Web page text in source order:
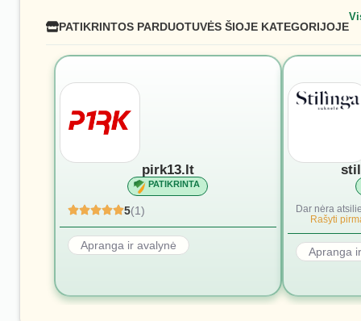
PATIKRINTOS PARDUOTUVĖS ŠIOJE KATEGORIJOJE
pirk13.lt
PATIKRINTA
5(1)
Apranga ir avalynė
Dar nėra
Rašyti
Apranga